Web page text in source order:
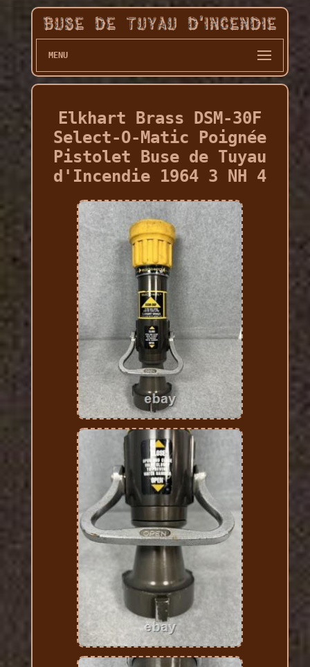
MENU
Elkhart Brass DSM-30F
Select-O-Matic Poignée
Pistolet Buse de Tuyau
d'Incendie 1964 3 NH 4